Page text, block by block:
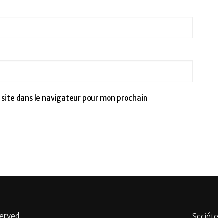
dans le navigateur pour mon prochain